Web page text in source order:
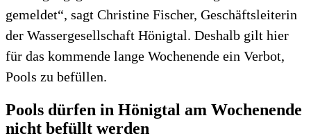
gemeldet“, sagt Christine Fischer, Geschäftsleiterin
der Wassergesellschaft Hönigtal. Deshalb gilt hier
für das kommende lange Wochenende ein Verbot,
Pools zu befüllen.
Pools dürfen in Hönigtal am Wochenende
nicht befüllt werden